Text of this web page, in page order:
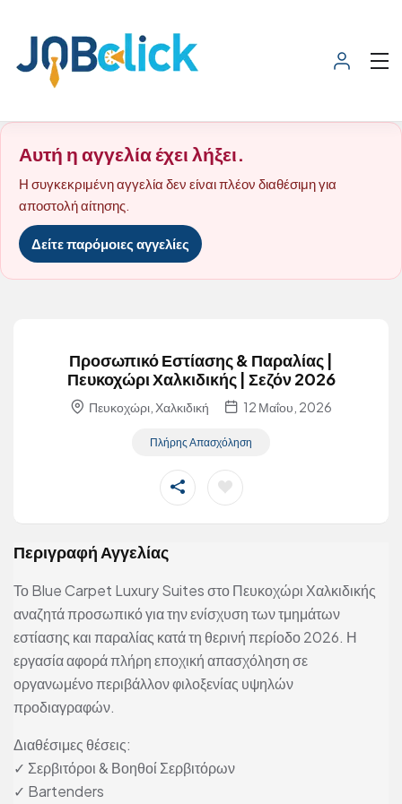
Αυτή η αγγελία έχει λήξει.
Η συγκεκριμένη αγγελία δεν είναι πλέον διαθέσιμη για
αποστολή αίτησης.
Δείτε παρόμοιες αγγελίες
Προσωπικό Εστίασης & Παραλίας |
Πευκοχώρι Χαλκιδικής | Σεζόν 2026
Πευκοχώρι, Χαλκιδική 12 Μαΐου, 2026
Πλήρης Απασχόληση
Περιγραφή Αγγελίας
Το Blue Carpet Luxury Suites στο Πευκοχώρι Χαλκιδικής
αναζητά προσωπικό για την ενίσχυση των τμημάτων
εστίασης και παραλίας κατά τη θερινή περίοδο 2026. Η
εργασία αφορά πλήρη εποχική απασχόληση σε
οργανωμένο περιβάλλον φιλοξενίας υψηλών
προδιαγραφών.
Διαθέσιμες θέσεις:
✓ Σερβιτόροι & Βοηθοί Σερβιτόρων
✓ Bartenders